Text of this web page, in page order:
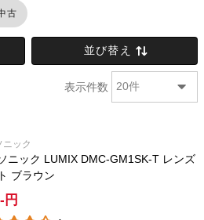
古
並び替え
表示件数 20件
ニック
ニック LUMIX DMC-GM1SK-T レンズ
ブラウン
-円